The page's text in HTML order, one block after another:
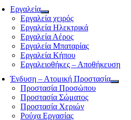
Εργαλεία
Εργαλεία χειρός
Εργαλεία Ηλεκτρικά
Εργαλεία Αέρος
Εργαλεία Μπαταρίας
Εργαλεία Κήπου
Εργαλειοθήκες – Αποθήκευση
Ένδυση – Ατομική Προστασία
Προστασία Προσώπου
Προστασία Σώματος
Προστασία Χεριών
Ρούχα Εργασίας